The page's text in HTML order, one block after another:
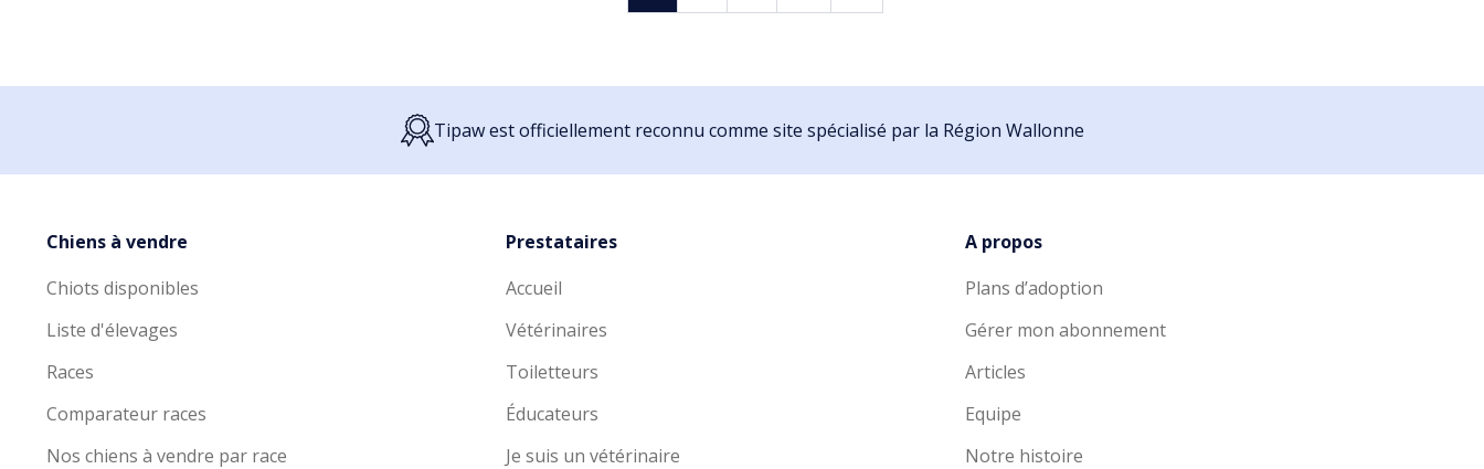
Tipaw est officiellement reconnu comme site spécialisé par la Région Wallonne
Chiens à vendre
Chiots disponibles
Liste d'élevages
Races
Comparateur races
Nos chiens à vendre par race
Prestataires
Accueil
Vétérinaires
Toiletteurs
Éducateurs
Je suis un vétérinaire
A propos
Plans d’adoption
Gérer mon abonnement
Articles
Equipe
Notre histoire